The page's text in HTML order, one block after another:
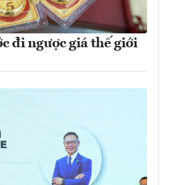
đi ngược giá thế giới